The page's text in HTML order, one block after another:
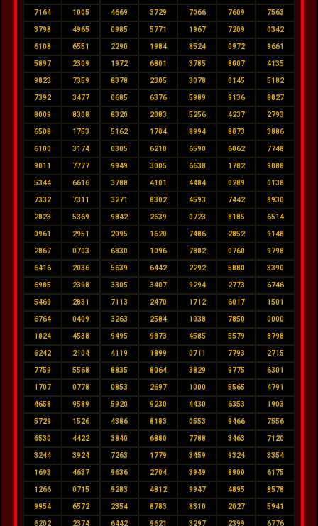
7164 1005 4669 3729 7066 7609 7563
3798 4965 0985 5771 1967 7209 0342
6108 6551 2290 1984 8524 0972 9661
5897 2309 1972 6801 3785 8007 4135
9823 7359 8378 2305 3078 0145 5182
7392 3477 0685 6376 5989 9136 8827
8009 8308 8320 2083 5256 4237 2793
6508 1753 5162 1704 8994 8073 3886
6100 3174 0305 6210 6590 6062 7748
9011 7777 9949 3005 6638 1782 9088
5344 6616 3788 4101 4484 0289 0138
7332 7311 3271 8302 4593 7442 8930
2823 5369 9842 2639 0723 8185 6514
0961 2951 2095 1620 7486 2852 9148
2867 0703 6830 1096 7882 0760 9798
6416 2036 5639 6442 2292 5880 3390
6985 2398 3305 3407 9294 2773 6746
5469 2831 7113 2470 1712 6017 1501
6764 0409 3263 2584 1038 7850 0000
1824 4538 9495 9873 4585 5579 8798
6242 2104 4119 1899 0711 7793 2715
7759 5568 8835 8064 3829 9775 6301
1707 0778 0853 2697 1000 5565 4791
4658 9589 5920 9230 4430 6353 1903
5729 1526 4386 8183 0553 9466 7556
6530 4422 3840 6880 7788 3463 7120
3244 3924 7263 1779 3459 9324 3354
1693 4637 9636 2704 3949 8900 6175
1266 0715 9283 4812 9947 4895 8578
9954 6572 2354 8783 8310 2027 5941
6202 2374 6442 9621 3297 2399 6776